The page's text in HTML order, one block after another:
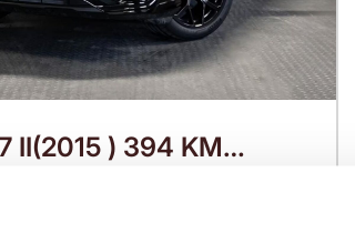
II(2015 ) 394 KM